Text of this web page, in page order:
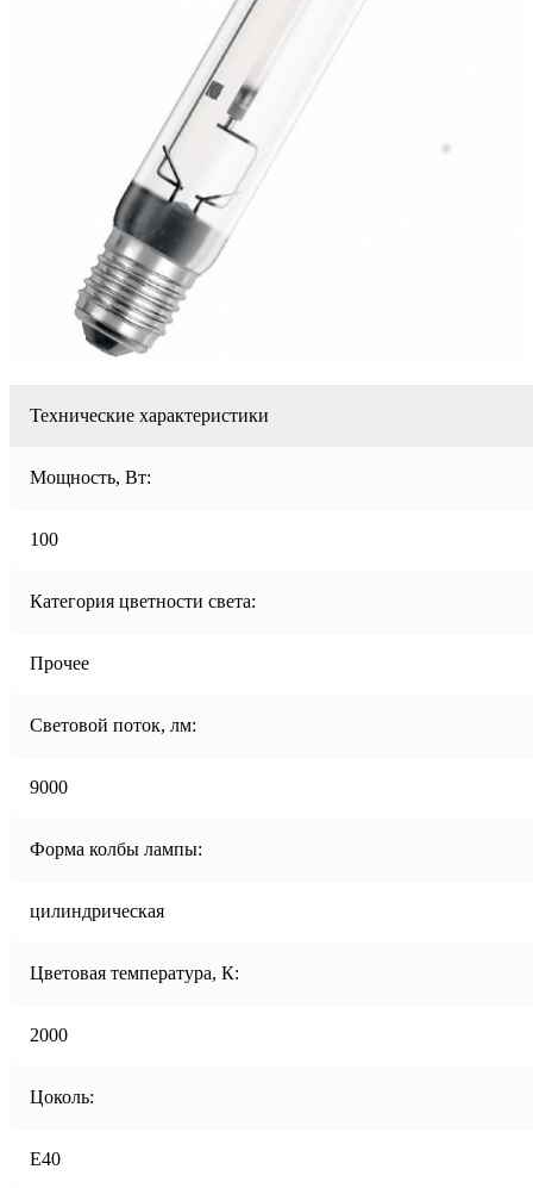
Технические характеристики
Мощность, Вт:
100
Категория цветности света:
Прочее
Световой поток, лм:
9000
Форма колбы лампы:
цилиндрическая
Цветовая температура, К:
2000
Цоколь:
E40